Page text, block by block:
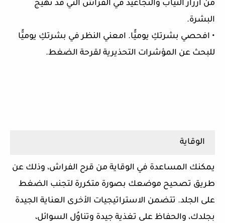
من أزرار الثياب والتجاعيد في الفراش التي قد تهيِّج
البشرة.
• افحصي بشرتكِ يوميًّا. امعني النظر في بشرتكِ يوميًّا
للبحث عن المؤشرات التحذيرية لقرحة الضغط.
الوقاية
يمكنك المساعدة في الوقاية من قرح الفراش، وذلك عن
طريق تصحيح موضعك بصورة متكررة لتجنب الضغط
على الجلد. تتضمن الاستراتيجيات الأخرى العناية الجيدة
بجلدك، والحفاظ على تغذية جيدة وتناوُل السوائل،